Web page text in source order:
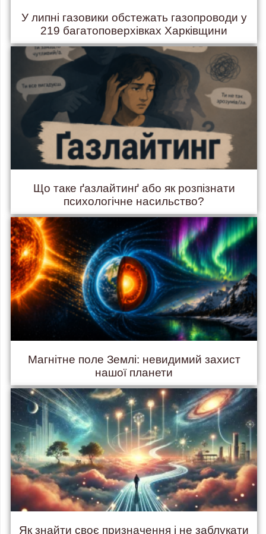
У липні газовики обстежать газопроводи у
219 багатоповерхівках Харківщини
Що таке ґазлайтинґ або як розпізнати
психологічне насильство?
Магнітне поле Землі: невидимий захист
нашої планети
Як знайти своє призначення і не заблукати